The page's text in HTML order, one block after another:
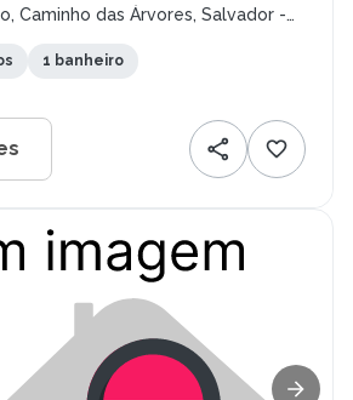
Caminho das Árvores, Salvador -
1 banheiro